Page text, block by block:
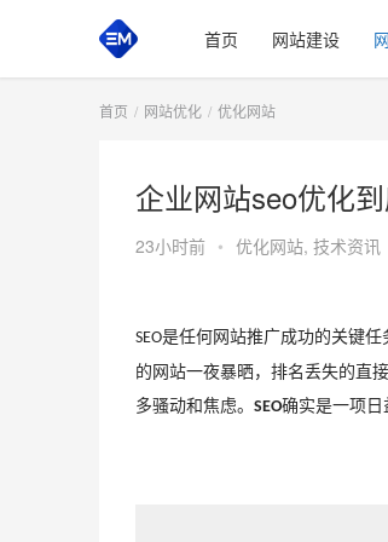
首页 网站建设
首页 网站优化 优化网站
企业网站seo优化到
23小时前 • 优化网站, 技术资讯
SEO是任何网站推广成功的关键任
的网站一夜暴晒，排名丢失的直
多骚动和焦虑。 SEO确实是一项日